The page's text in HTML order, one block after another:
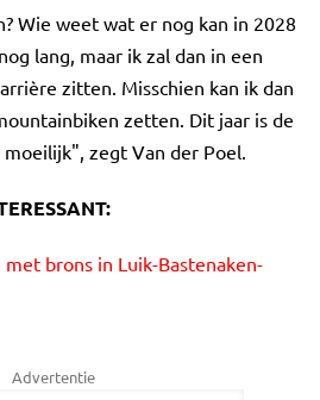
Wie weet wat er nog kan in 2028
lang, maar ik zal dan in een
zitten. Misschien kan ik dan
zetten. Dit jaar is de
zegt Van der Poel.
brons in Luik-Bastenaken-
Advertentie